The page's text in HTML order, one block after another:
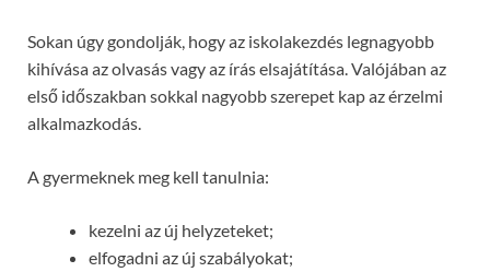
Sokan úgy gondolják, hogy az iskolakezdés legnagyobb
kihívása az olvasás vagy az írás elsajátítása. Valójában az
első időszakban sokkal nagyobb szerepet kap az érzelmi
alkalmazkodás.
A gyermeknek meg kell tanulnia:
kezelni az új helyzeteket;
elfogadni az új szabályokat;